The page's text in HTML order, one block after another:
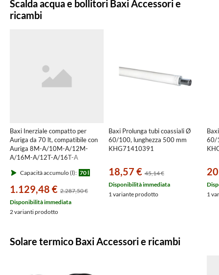
Scalda acqua e bollitori Baxi Accessori e
ricambi
Baxi Inerziale compatto per
Auriga da 70 lt, compatibile con
Auriga 8M-A/10M-A/12M-
A/16M-A/12T-A/16T-A
Capacità accumulo (l): 70 l
1.129,48 € 2.287,50 €
Disponibilità immediata
2 varianti prodotto
Baxi Prolunga tubi coassiali Ø
60/100, lunghezza 500 mm
KHG71410391
18,57 € 45,14 €
Disponibilità immediata
1 variante prodotto
60/
1
Solare termico Baxi Accessori e ricambi